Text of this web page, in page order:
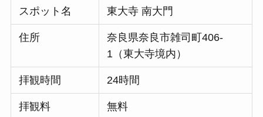
スポット名 東大寺 南大門
住所
奈良県奈良市雑司町406-
1（東大寺境内）
拝観時間 24時間
拝観料 無料